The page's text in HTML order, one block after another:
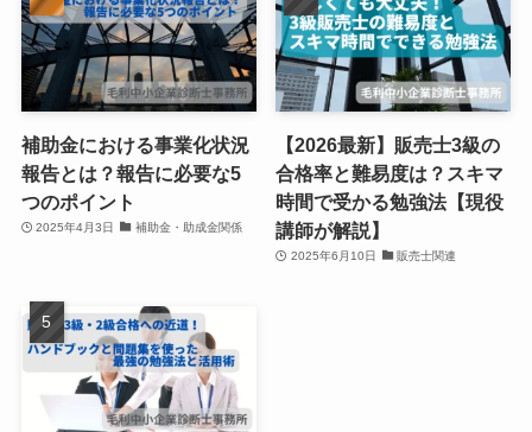
補助金における事業化状況
報告とは？報告に必要な5
つのポイント
2025年4月3日 補助金・助成金関係
【2026最新】販売士3級の
合格率と難易度は？スキマ
時間で受かる勉強法【現役
講師が解説】
2025年6月10日 販売士関連